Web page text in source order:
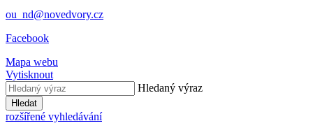
ou_nd@novedvory.cz
Facebook
Mapa webu
Vytisknout
Hledaný výraz
Hledat
rozšířené vyhledávání